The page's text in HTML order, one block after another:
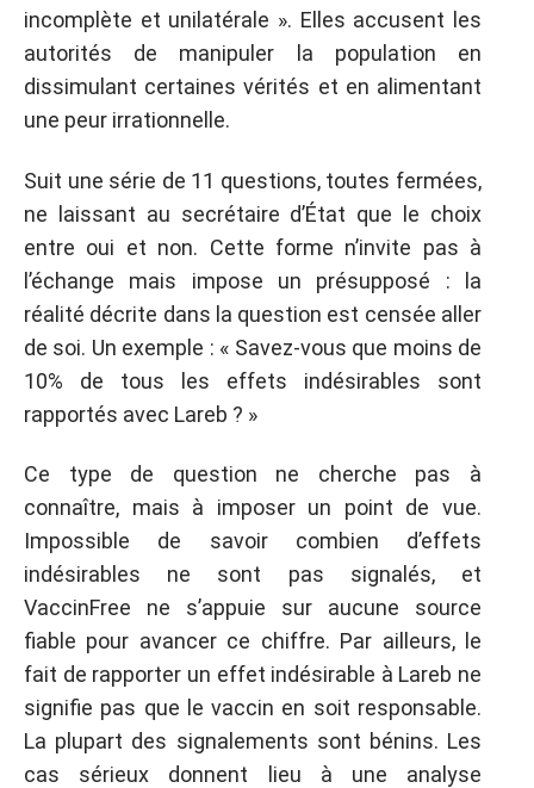
incomplète et unilatérale ». Elles accusent les
autorités de manipuler la population en
dissimulant certaines vérités et en alimentant
une peur irrationnelle.
Suit une série de 11 questions, toutes fermées,
ne laissant au secrétaire d’État que le choix
entre oui et non. Cette forme n’invite pas à
l’échange mais impose un présupposé : la
réalité décrite dans la question est censée aller
de soi. Un exemple : « Savez-vous que moins de
10% de tous les effets indésirables sont
rapportés avec Lareb ? »
Ce type de question ne cherche pas à
connaître, mais à imposer un point de vue.
Impossible de savoir combien d’effets
indésirables ne sont pas signalés, et
VaccinFree ne s’appuie sur aucune source
fiable pour avancer ce chiffre. Par ailleurs, le
fait de rapporter un effet indésirable à Lareb ne
signifie pas que le vaccin en soit responsable.
La plupart des signalements sont bénins. Les
cas sérieux donnent lieu à une analyse